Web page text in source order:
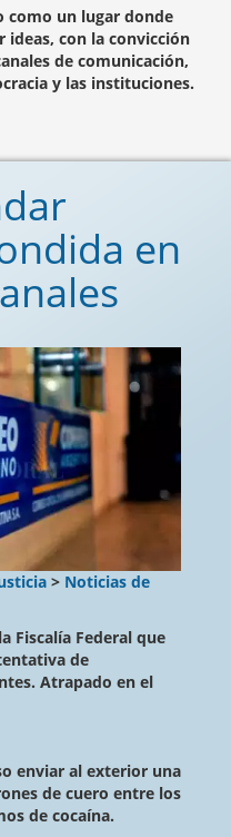
como un lugar donde
con la convicción
de comunicación,
y las instituciones.
en
> Noticias de
Fiscalía Federal que
de
Atrapado en el
enviar al exterior una
de cuero entre los
de cocaína.